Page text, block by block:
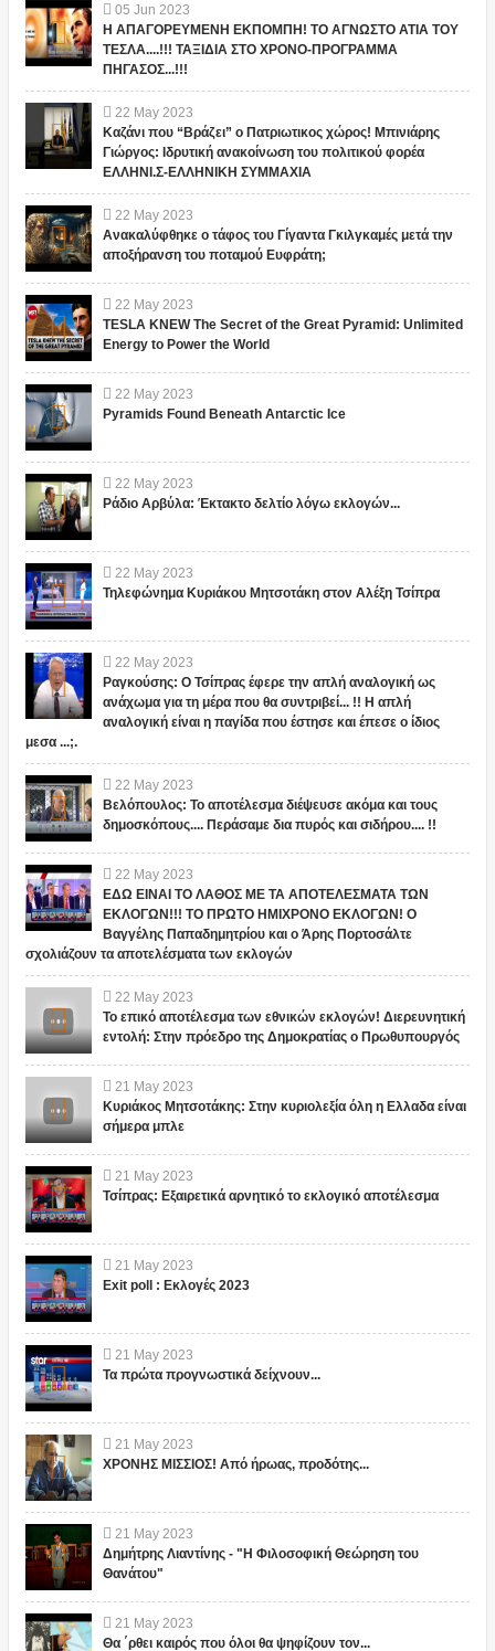
05 Jun 2023
Η ΑΠΑΓΟΡΕΥΜΕΝΗ ΕΚΠΟΜΠΗ! ΤΟ ΑΓΝΩΣΤΟ ΑΤΙΑ ΤΟΥ
ΤΕΣΛΑ....!!! ΤΑΞΙΔΙΑ ΣΤΟ ΧΡΟΝΟ-ΠΡΟΓΡΑΜΜΑ
ΠΗΓΑΣΟΣ...!!!
22 May 2023
Καζάνι που “Βράζει” ο Πατριωτικος χώρος! Μπινιάρης
Γιώργος: Ιδρυτική ανακοίνωση του πολιτικού φορέα
ΕΛΛΗΝΙ.Σ-ΕΛΛΗΝΙΚΗ ΣΥΜΜΑΧΙΑ
22 May 2023
Ανακαλύφθηκε ο τάφος του Γίγαντα Γκιλγκαμές μετά την
αποξήρανση του ποταμού Ευφράτη;
22 May 2023
TESLA KNEW The Secret of the Great Pyramid: Unlimited
Energy to Power the World
22 May 2023
Pyramids Found Beneath Antarctic Ice
22 May 2023
Ράδιο Αρβύλα: Έκτακτο δελτίο λόγω εκλογών...
22 May 2023
Τηλεφώνημα Κυριάκου Μητσοτάκη στον Αλέξη Τσίπρα
22 May 2023
Ραγκούσης: Ο Τσίπρας έφερε την απλή αναλογική ως
ανάχωμα για τη μέρα που θα συντριβεί... !! Η απλή
αναλογική είναι η παγίδα που έστησε και έπεσε ο ίδιος
μεσα ...;.
22 May 2023
Βελόπουλος: Το αποτέλεσμα διέψευσε ακόμα και τους
δημοσκόπους.... Περάσαμε δια πυρός και σιδήρου.... !!
22 May 2023
ΕΔΩ ΕΙΝΑΙ ΤΟ ΛΑΘΟΣ ΜΕ ΤΑ ΑΠΟΤΕΛΕΣΜΑΤΑ ΤΩΝ
ΕΚΛΟΓΩΝ!!! ΤΟ ΠΡΩΤΟ ΗΜΙΧΡΟΝΟ ΕΚΛΟΓΩΝ! Ο
Βαγγέλης Παπαδημητρίου και ο Άρης Πορτοσάλτε
σχολιάζουν τα αποτελέσματα των εκλογών
22 May 2023
Το επικό αποτέλεσμα των εθνικών εκλογών! Διερευνητική
εντολή: Στην πρόεδρο της Δημοκρατίας ο Πρωθυπουργός
21 May 2023
Κυριάκος Μητσοτάκης: Στην κυριολεξία όλη η Ελλαδα είναι
σήμερα μπλε
21 May 2023
Τσίπρας: Εξαιρετικά αρνητικό το εκλογικό αποτέλεσμα
21 May 2023
Exit poll : Εκλογές 2023
21 May 2023
Τα πρώτα προγνωστικά δείχνουν...
21 May 2023
ΧΡΟΝΗΣ ΜΙΣΣΙΟΣ! Από ήρωας, προδότης...
21 May 2023
Δημήτρης Λιαντίνης - "Η Φιλοσοφική Θεώρηση του
Θανάτου"
21 May 2023
Θα ΄ρθει καιρός που όλοι θα ψηφίζουν τον...